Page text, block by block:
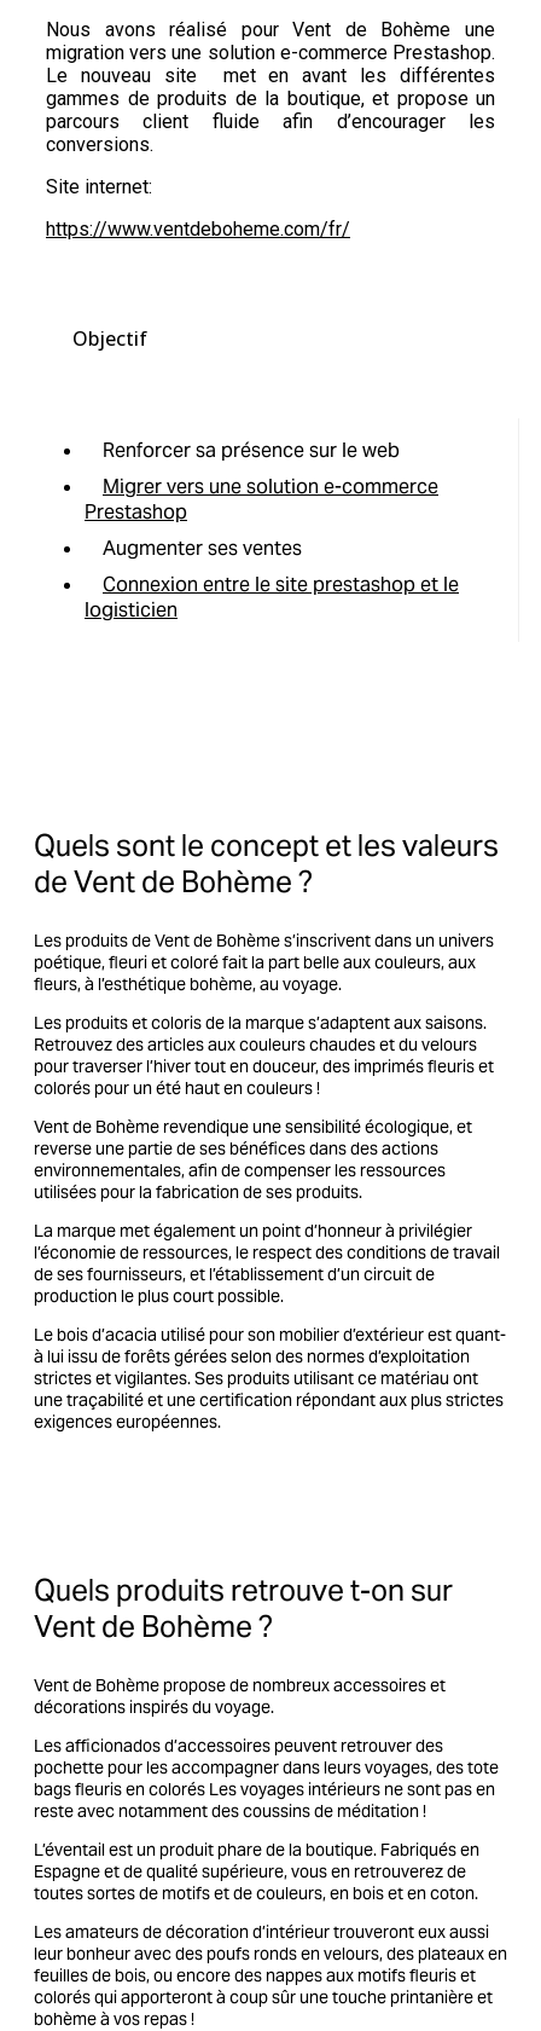
Nous avons réalisé pour Vent de Bohème une
migration vers une solution e-commerce Prestashop.
Le nouveau site met en avant les différentes
gammes de produits de la boutique, et propose un
parcours client fluide afin d’encourager les
conversions.
Site internet:
https://www.ventdeboheme.com/fr/
Objectif
Renforcer sa présence sur le web
Migrer vers une solution e-commerce
Prestashop
Augmenter ses ventes
Connexion entre le site prestashop et le
logisticien
Quels sont le concept et les valeurs
de Vent de Bohème ?
Les produits de Vent de Bohème s’inscrivent dans un univers
poétique, fleuri et coloré fait la part belle aux couleurs, aux
fleurs, à l’esthétique bohème, au voyage.
Les produits et coloris de la marque s’adaptent aux saisons.
Retrouvez des articles aux couleurs chaudes et du velours
pour traverser l’hiver tout en douceur, des imprimés fleuris et
colorés pour un été haut en couleurs !
Vent de Bohème revendique une sensibilité écologique, et
reverse une partie de ses bénéfices dans des actions
environnementales, afin de compenser les ressources
utilisées pour la fabrication de ses produits.
La marque met également un point d’honneur à privilégier
l’économie de ressources, le respect des conditions de travail
de ses fournisseurs, et l’établissement d’un circuit de
production le plus court possible.
Le bois d’acacia utilisé pour son mobilier d’extérieur est quant-
à lui issu de forêts gérées selon des normes d’exploitation
strictes et vigilantes. Ses produits utilisant ce matériau ont
une traçabilité et une certification répondant aux plus strictes
exigences européennes.
Quels produits retrouve t-on sur
Vent de Bohème ?
Vent de Bohème propose de nombreux accessoires et
décorations inspirés du voyage.
Les afficionados d’accessoires peuvent retrouver des
pochette pour les accompagner dans leurs voyages, des tote
bags fleuris en colorés Les voyages intérieurs ne sont pas en
reste avec notamment des coussins de méditation !
L’éventail est un produit phare de la boutique. Fabriqués en
Espagne et de qualité supérieure, vous en retrouverez de
toutes sortes de motifs et de couleurs, en bois et en coton.
Les amateurs de décoration d’intérieur trouveront eux aussi
leur bonheur avec des poufs ronds en velours, des plateaux en
feuilles de bois, ou encore des nappes aux motifs fleuris et
colorés qui apporteront à coup sûr une touche printanière et
bohème à vos repas !